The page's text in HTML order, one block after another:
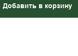
Добавить в корзину